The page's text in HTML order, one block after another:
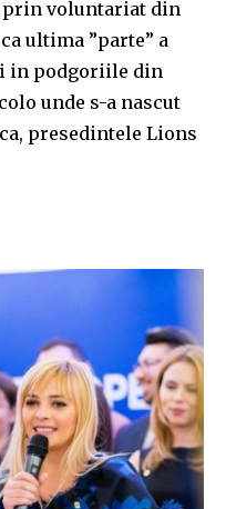
voluntariat din
ultima ”parte” a
in podgoriile din
unde s-a nascut
presedintele Lions